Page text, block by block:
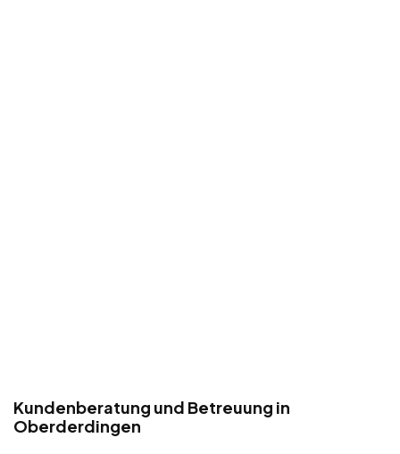
Kundenberatung und Betreuung in
Oberderdingen